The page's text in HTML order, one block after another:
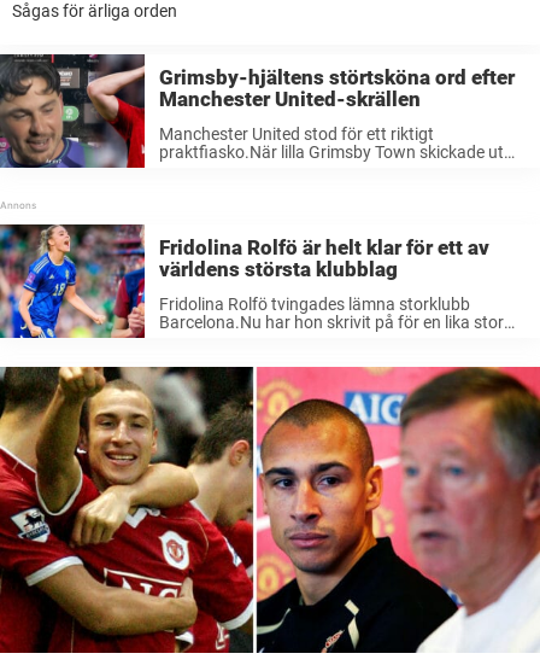
Sågas för ärliga orden
Grimsby-hjältens störtsköna ord efter
Manchester United-skrällen
Manchester United stod för ett riktigt
praktfiasko.När lilla Grimsby Town skickade ut
Fridolina Rolfö är helt klar för ett av
världens största klubblag
Fridolina Rolfö tvingades lämna storklubb
Barcelona.Nu har hon skrivit på för en lika stor
det tråkiga beskedet att Fridolina ...